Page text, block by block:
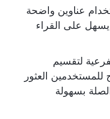
عناوين واضحة
على القراء
لتقسيم
للمستخدمين العثور
بسهولة